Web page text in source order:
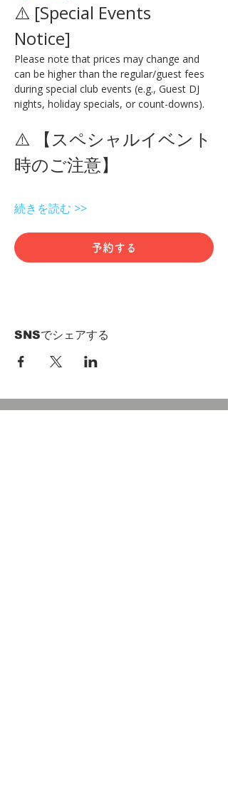
⚠️ [Special Events
Notice]
Please note that prices may change and
can be higher than the regular/guest fees
during special club events (e.g., Guest DJ
nights, holiday specials, or count-downs).
⚠️ 【スペシャルイベント
時のご注意】
続きを読む >>
予約する
SNSでシェアする